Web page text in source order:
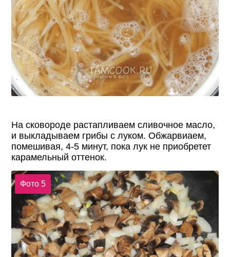
На сковороде растапливаем сливочное масло,
и выкладываем грибы с луком. Обжарвиаем,
помешивая, 4-5 минут, пока лук не приобретет
карамельный оттенок.
Фото 5